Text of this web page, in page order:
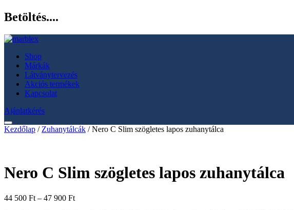
Betöltés....
Shop
Márkák
Látványtervezés
Akciós termékek
Kapcsolat
Ajánlatkérés
Kezdőlap / Zuhanytálcák / Nero C Slim szögletes lapos zuhanytálca
Nero C Slim szögletes lapos zuhanytálca
44 500 Ft – 47 900 FtÁrtartomány: